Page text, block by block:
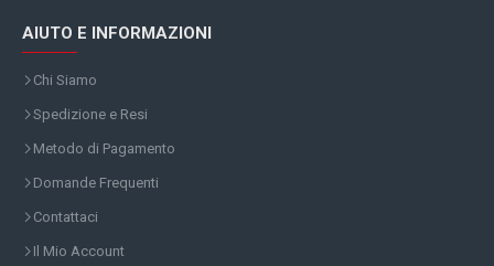
AIUTO E INFORMAZIONI
Chi Siamo
Spedizione e Resi
Metodo di Pagamento
Domande Frequenti
Contattaci
Il Mio Account